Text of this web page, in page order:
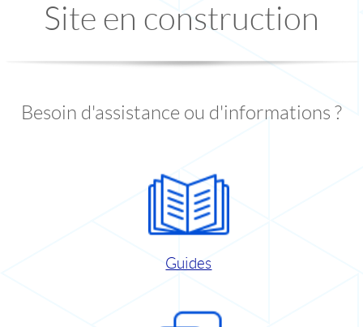
Site en construction
Besoin d'assistance ou d'informations ?
Guides